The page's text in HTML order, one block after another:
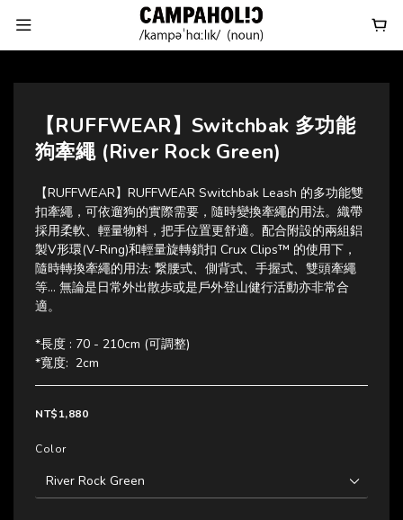
【RUFFWEAR】Switchbak 多功能
狗牽繩 (River Rock Green)
【RUFFWEAR】RUFFWEAR Switchbak Leash 的多功能雙
扣牽繩，可依遛狗的實際需要，隨時變換牽繩的用法。織帶
採用柔軟、輕量物料，把手位置更舒適。配合附設的兩組鋁
製V形環(V-Ring)和輕量旋轉鎖扣 Crux Clips™ 的使用下，
隨時轉換牽繩的用法: 繋腰式、側背式、手握式、雙頭牽繩
等... 無論是日常外出散歩或是戶外登山健行活動亦非常合
適。
*長度 : 70 - 210cm (可調整)
*寬度:  2cm
NT$1,880
Color